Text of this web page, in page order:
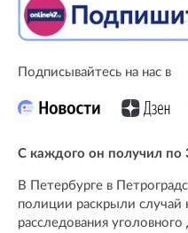
Подписывайтесь на нас в
С каждого он получил по
В Петербурге в
полиции раскрыли случай
расследования